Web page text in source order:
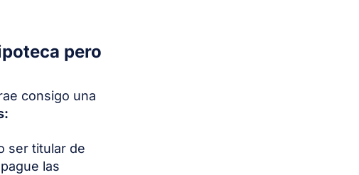
pero
consigo una
ser titular de
las